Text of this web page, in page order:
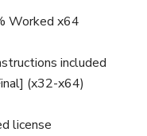
Worked x64
included
(x32-x64)
license